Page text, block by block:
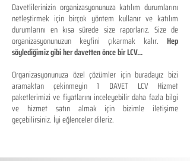
Davetlilerinizin organizasyonunuza katılım durumlarını
netleştirmek için birçok yöntem kullanır ve katılım
durumlarını en kısa sürede size raporlarız. Size de
organizasyonunuzun keyfini çıkarmak kalır. Hep
söylediğimiz gibi her davetten önce bir LCV...
Organizasyonunuza özel çözümler için buradayız bizi
aramaktan çekinmeyin 1 DAVET LCV Hizmet
paketlerimizi ve fiyatlarını inceleyebilir daha fazla bilgi
ve hizmet satın almak için bizimle iletişime
geçebilirsiniz. İyi eğlenceler dileriz.